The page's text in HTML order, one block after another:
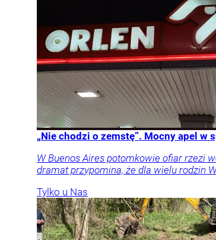
„Nie chodzi o zemstę”. Mocny apel w
W Buenos Aires potomkowie ofiar rzezi
dramat przypomina, że dla wielu rodzin
Tylko u Nas